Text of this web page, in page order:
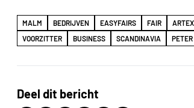
MALM BEDRIJVEN EASYFAIRS FAIR
VOORZITTER
BUSINESS SCANDINAVIA PETER
Deel dit bericht